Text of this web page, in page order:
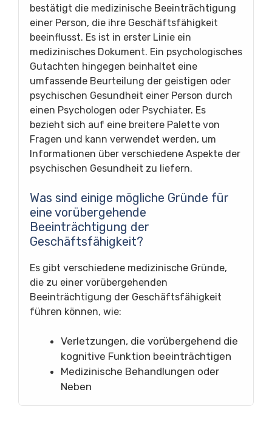
bestätigt die medizinische Beeinträchtigung
einer Person, die ihre Geschäftsfähigkeit
beeinflusst. Es ist in erster Linie ein
medizinisches Dokument. Ein psychologisches
Gutachten hingegen beinhaltet eine
umfassende Beurteilung der geistigen oder
psychischen Gesundheit einer Person durch
einen Psychologen oder Psychiater. Es
bezieht sich auf eine breitere Palette von
Fragen und kann verwendet werden, um
Informationen über verschiedene Aspekte der
psychischen Gesundheit zu liefern.
Was sind einige mögliche Gründe für
eine vorübergehende
Beeinträchtigung der
Geschäftsfähigkeit?
Es gibt verschiedene medizinische Gründe,
die zu einer vorübergehenden
Beeinträchtigung der Geschäftsfähigkeit
führen können, wie:
Verletzungen, die vorübergehend die
kognitive Funktion beeinträchtigen
Medizinische Behandlungen oder
Neben